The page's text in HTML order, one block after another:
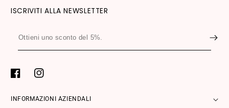
ISCRIVITI ALLA NEWSLETTER
Ottieni
uno
del
FacebookInstagram
INFORMAZIONI AZIENDALI